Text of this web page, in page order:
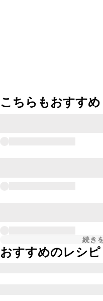
こちらもおすすめ
続き
おすすめのレシピ